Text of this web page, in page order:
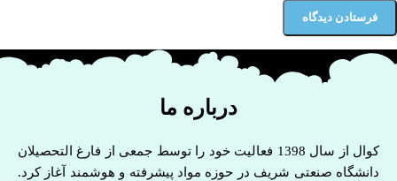
درباره ما
کوال از سال 1398 فعالیت خود را توسط جمعی از فارغ التحصیلان
دانشگاه صنعتی شریف در حوزه مواد پیشرفته و هوشمند آغاز کرد.